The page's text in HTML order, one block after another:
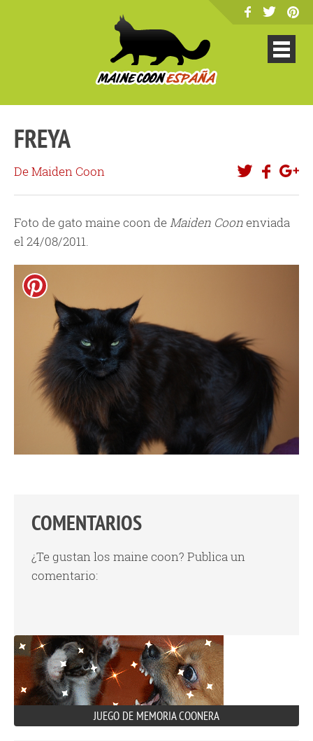
FREYA
De Maiden Coon
Foto de gato maine coon deMaiden Coonenviada
el 24/08/2011.
COMENTARIOS
¿Te gustan los maine coon? Publica un
comentario:
JUEGO DE MEMORIA COONERA